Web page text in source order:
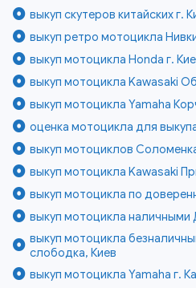
выкуп скутеров китайских г.
выкуп ретро мотоцикла
выкуп мотоцикла Honda г.
выкуп мотоцикла Kawasaki
выкуп мотоцикла Yamaha
оценка мотоцикла для
выкуп мотоциклов
выкуп мотоцикла Kawasaki
выкуп мотоцикла по
выкуп мотоцикла наличными
выкуп мотоцикла
слободка, Киев
выкуп мотоцикла Yamaha г.